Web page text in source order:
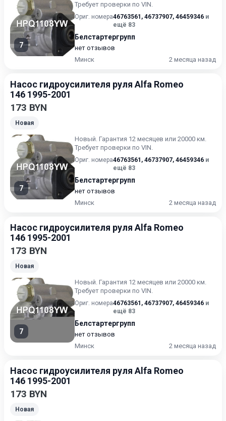
7
Требует проверки по VIN.
Ориг. номера46763561 , 46737907, 46459346 и
ещё 83
Белстартергрупп
нет отзывов
Минск
2 месяца назад
Насос гидроусилителя руля Alfa Romeo
146 1995-2001
173 BYN
Новая
7
Новый. Гарантия 12 месяцев или 20000 км.
Требует проверки по VIN.
Ориг. номера46763561 , 46737907, 46459346 и
ещё 83
Белстартергрупп
нет отзывов
Минск
2 месяца назад
Насос гидроусилителя руля Alfa Romeo
146 1995-2001
173 BYN
Новая
7
Новый. Гарантия 12 месяцев или 20000 км.
Требует проверки по VIN.
Ориг. номера46763561 , 46737907, 46459346 и
ещё 83
Белстартергрупп
нет отзывов
Минск
2 месяца назад
Насос гидроусилителя руля Alfa Romeo
146 1995-2001
173 BYN
Новая